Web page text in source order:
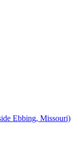
Ebbing, Missouri)